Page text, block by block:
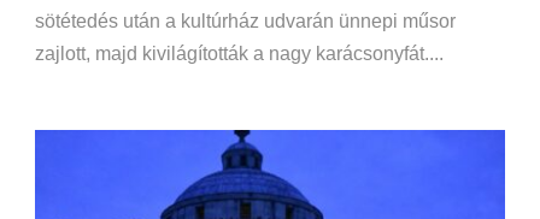
sötétedés után a kultúrház udvarán ünnepi műsor
zajlott, majd kivilágították a nagy karácsonyfát....